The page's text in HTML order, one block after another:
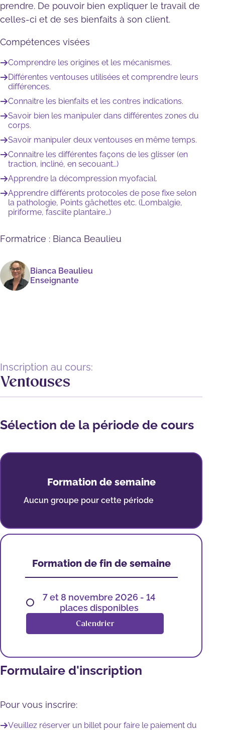
prendre. De pouvoir bien expliquer le travail de
celles-ci et de ses bienfaits à son client.
Compétences visées
Comprendre les origines et les mécanismes.
Différentes ventouses utilisées et comprendre leurs
différences.
Connaitre les bienfaits et les contres indications.
Savoir bien les manipuler dans différentes zones du
corps.
Savoir manipuler deux ventouses en même temps.
Connaitre les différentes façons de les glisser (en
traction, incliné, en secouant…)
Apprendre la décompression myofacial.
Apprendre différents protocoles de pose fixe selon
la pathologie, Points gâchettes etc. (Lombalgie,
piriforme, fasciite plantaire…)
Formatrice : Bianca Beaulieu
Bianca Beaulieu
Enseignante
Inscription au cours:
Ventouses
Sélection de la période de cours
Formation de semaine
Aucun groupe pour cette période
Formation de fin de semaine
7 et 8 novembre 2026 - 14
places disponibles
Calendrier
Formulaire d'inscription
Pour vous inscrire:
Veuillez réserver un billet pour faire le paiement du